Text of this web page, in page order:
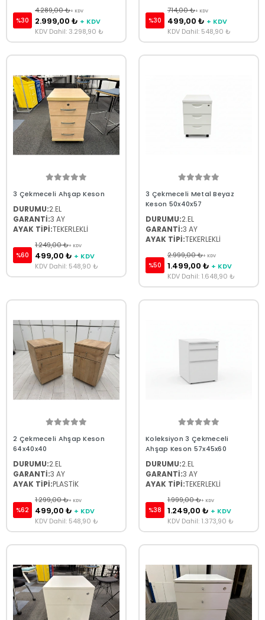
%30
4.289,00 ₺+ KDV
2.999,00 ₺ + KDV
KDV Dahil: 3.298,90 ₺
%30
714,00 ₺+ KDV
499,00 ₺ + KDV
KDV Dahil: 548,90 ₺
3 Çekmeceli Ahşap Keson
DURUMU:2.EL
GARANTİ:3 AY
AYAK TİPİ:TEKERLEKLİ
%60
1.249,00 ₺+ KDV
499,00 ₺ + KDV
KDV Dahil: 548,90 ₺
3 Çekmeceli Metal Beyaz
Keson 50x40x57
DURUMU:2.EL
GARANTİ:3 AY
AYAK TİPİ:TEKERLEKLİ
%50
2.999,00 ₺+ KDV
1.499,00 ₺ + KDV
KDV Dahil: 1.648,90 ₺
2 Çekmeceli Ahşap Keson
64x40x40
DURUMU:2.EL
GARANTİ:3 AY
AYAK TİPİ:PLASTİK
%62
1.299,00 ₺+ KDV
499,00 ₺ + KDV
KDV Dahil: 548,90 ₺
Koleksiyon 3 Çekmeceli
Ahşap Keson 57x45x60
DURUMU:2.EL
GARANTİ:3 AY
AYAK TİPİ:TEKERLEKLİ
%38
1.999,00 ₺+ KDV
1.249,00 ₺ + KDV
KDV Dahil: 1.373,90 ₺